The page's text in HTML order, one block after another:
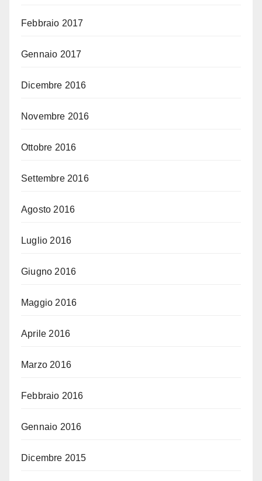
Febbraio 2017
Gennaio 2017
Dicembre 2016
Novembre 2016
Ottobre 2016
Settembre 2016
Agosto 2016
Luglio 2016
Giugno 2016
Maggio 2016
Aprile 2016
Marzo 2016
Febbraio 2016
Gennaio 2016
Dicembre 2015